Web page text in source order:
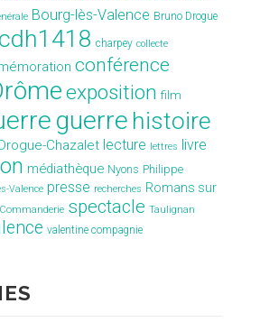
Bourg-lès-Valence Bruno Drogue
cdh1418 charpey collecte
conférence
exposition film
guerre histoire
Chazalet lecture lettres livre
médiathèque Nyons Philippe
Valence presse recherches Romans sur
spectacle Taulignan
valentine compagnie